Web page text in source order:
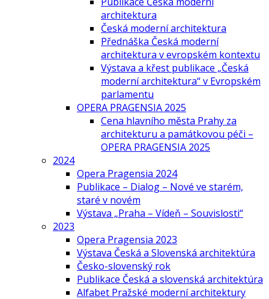
architektura
Česká moderní architektura
Přednáška Česká moderní
architektura v evropském kontextu
Výstava a křest publikace „Česká
moderní architektura“ v Evropském
parlamentu
OPERA PRAGENSIA 2025
Cena hlavního města Prahy za
architekturu a památkovou péči –
OPERA PRAGENSIA 2025
2024
Opera Pragensia 2024
Publikace – Dialog – Nové ve starém,
staré v novém
Výstava „Praha – Vídeň – Souvislosti“
2023
Opera Pragensia 2023
Výstava Česká a Slovenská architektúra
Česko-slovenský rok
Publikace Česká a slovenská architektúra
Alfabet Pražské moderní architektury